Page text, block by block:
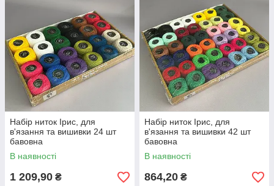
Набір ниток Ірис, для
в'язання та вишивки 24 шт
бавовна
В наявності
1 209,90 ₴
Набір ниток Ірис, для
в'язання та вишивки 42 шт
бавовна
В наявності
864,20 ₴